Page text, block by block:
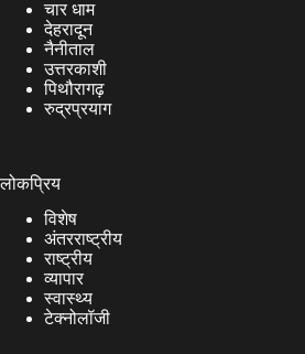
चार धाम
देहरादून
नैनीताल
उत्तरकाशी
पिथौरागढ़
रुद्रप्रयाग
लोकप्रिय
विशेष
अंतरराष्ट्रीय
राष्ट्रीय
व्यापार
स्वास्थ्य
टेक्नोलॉजी